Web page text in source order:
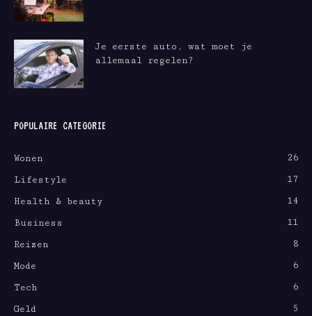
Je eerste auto, wat moet je
allemaal regelen?
POPULAIRE CATEGORIE
Wonen
26
Lifestyle
17
Health & beauty
14
Business
11
Reizen
8
Mode
6
Tech
6
Geld
5